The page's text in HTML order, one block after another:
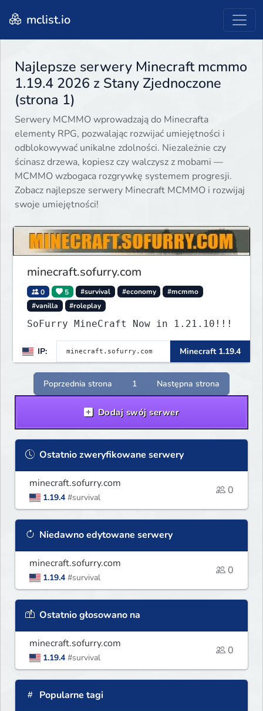
mclist.io
Najlepsze serwery Minecraft mcmmo
1.19.4 2026 z Stany Zjednoczone
(strona 1)
Serwery MCMMO wprowadzają do Minecrafta
elementy RPG, pozwalając rozwijać umiejętności i
odblokowywać unikalne zdolności. Niezależnie czy
ścinasz drzewa, kopiesz czy walczysz z mobami —
MCMMO wzbogaca rozgrywkę systemem progresji.
Zobacz najlepsze serwery Minecraft MCMMO i rozwijaj
swoje umiejętności!
minecraft.sofurry.com
0 5 #survival #economy
#mcmmo
#vanilla
#roleplay
SoFurry MineCraft Now in 1.21.10!!!
IP: Minecraft 1.19.4
Poprzednia strona 1 Następna strona
Dodaj swój serwer
Ostatnio zweryfikowane serwery
minecraft.sofurry.com
1.19.4 #survival
0
Niedawno edytowane serwery
minecraft.sofurry.com
1.19.4 #survival
0
Ostatnio głosowano na
minecraft.sofurry.com
1.19.4 #survival
0
Popularne tagi